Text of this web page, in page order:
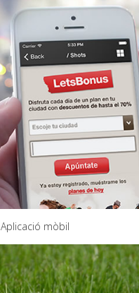
Aplicació mòbil